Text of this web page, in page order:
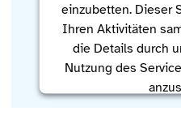
einzubetten. Dieser
Ihren Aktivitäten
die Details durch
Nutzung des